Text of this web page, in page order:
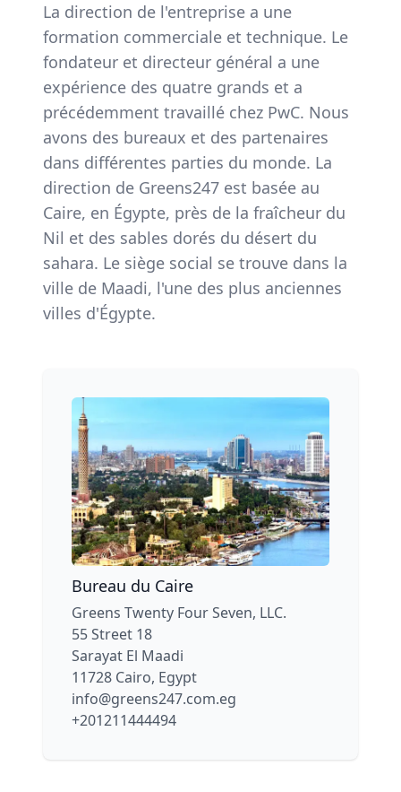
La direction de l'entreprise a une
formation commerciale et technique. Le
fondateur et directeur général a une
expérience des quatre grands et a
précédemment travaillé chez PwC. Nous
avons des bureaux et des partenaires
dans différentes parties du monde. La
direction de Greens247 est basée au
Caire, en Égypte, près de la fraîcheur du
Nil et des sables dorés du désert du
sahara. Le siège social se trouve dans la
ville de Maadi, l'une des plus anciennes
villes d'Égypte.
Bureau du Caire
Greens247 Bureau du Caire
Greens Twenty Four Seven, LLC.
55 Street 18
Sarayat El Maadi
11728 Cairo, Egypt
info@greens247.com.eg
+201211444494